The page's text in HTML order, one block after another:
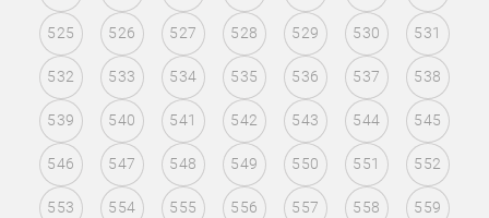
525 526 527 528 529 530 531
532 533 534 535 536 537 538
539 540 541 542 543 544 545
546 547 548 549 550 551 552
553 554 555 556 557 558 559